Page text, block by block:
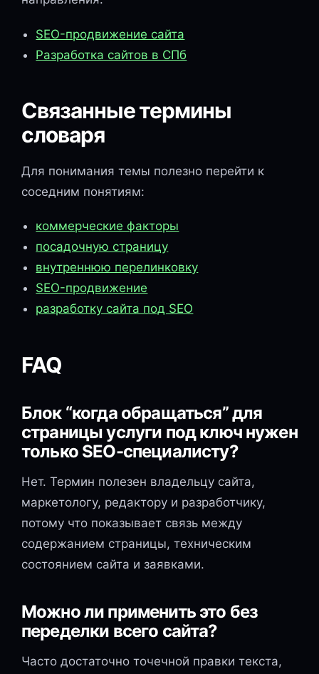
SEO-продвижение сайта
Разработка сайтов в СПб
Связанные термины
словаря
Для понимания темы полезно перейти к
соседним понятиям:
коммерческие факторы
посадочную страницу
внутреннюю перелинковку
SEO-продвижение
разработку сайта под SEO
FAQ
Блок “когда обращаться” для
страницы услуги под ключ нужен
только SEO-специалисту?
Нет. Термин полезен владельцу сайта,
маркетологу, редактору и разработчику,
потому что показывает связь между
содержанием страницы, техническим
состоянием сайта и заявками.
Можно ли применить это без
переделки всего сайта?
Часто достаточно точечной правки текста,